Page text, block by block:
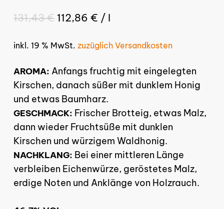
92,00 €
131,43€ 112,86 € / l
inkl. 19 % MwSt. zuzüglich Versandkosten
AROMA: Anfangs fruchtig mit eingelegten
Kirschen, danach süßer mit dunklem Honig
und etwas Baumharz.
GESCHMACK: Frischer Brotteig, etwas Malz,
dann wieder Fruchtsüße mit dunklen
Kirschen und würzigem Waldhonig.
NACHKLANG: Bei einer mittleren Länge
verbleiben Eichenwürze, geröstetes Malz,
erdige Noten und Anklänge von Holzrauch.